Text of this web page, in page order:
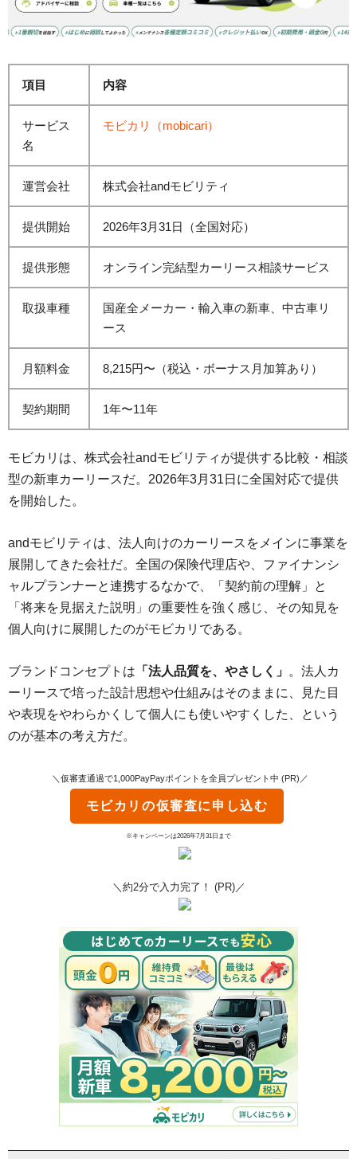
項目 内容
サービス
名
モビカリ（mobicari）
運営会社 株式会社andモビリティ
提供開始 2026年3月31日（全国対応）
提供形態 オンライン完結型カーリース相談サービス
取扱車種
国産全メーカー・輸入車の新車、中古車リ
ース
月額料金 8,215円〜（税込・ボーナス月加算あり）
契約期間 1年〜11年
モビカリは、株式会社andモビリティが提供する比較・相談
型の新車カーリースだ。2026年3月31日に全国対応で提供
を開始した。
andモビリティは、法人向けのカーリースをメインに事業を
展開してきた会社だ。全国の保険代理店や、ファイナンシ
ャルプランナーと連携するなかで、「契約前の理解」と
「将来を見据えた説明」の重要性を強く感じ、その知見を
個人向けに展開したのがモビカリである。
ブランドコンセプトは 「法人品質を、やさしく」 。法人カ
ーリースで培った設計思想や仕組みはそのままに、見た目
や表現をやわらかくして個人にも使いやすくした、という
のが基本の考え方だ。
＼仮審査通過で1,000PayPayポイントを全員プレゼント中 (PR)／
モビカリ の仮審査に申し込む
※キャンペーンは2026年7月31日まで
＼約2分で入力完了！ (PR)／